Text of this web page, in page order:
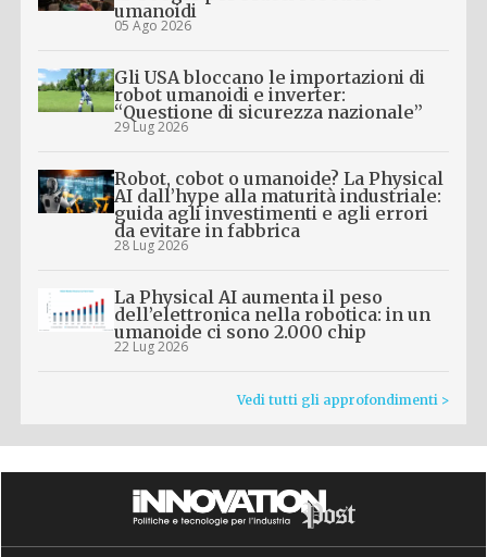
umanoidi
05 Ago 2026
Gli USA bloccano le importazioni di
robot umanoidi e inverter:
“Questione di sicurezza nazionale”
29 Lug 2026
Robot, cobot o umanoide? La Physical
AI dall’hype alla maturità industriale:
guida agli investimenti e agli errori
da evitare in fabbrica
28 Lug 2026
La Physical AI aumenta il peso
dell’elettronica nella robotica: in un
umanoide ci sono 2.000 chip
22 Lug 2026
Vedi tutti gli approfondimenti >